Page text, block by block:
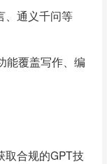
、通义千问等
能覆盖写作、编
取合规的GPT技